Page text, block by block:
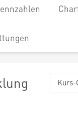
Kurs-